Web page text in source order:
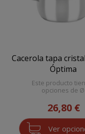
Cacerola tapa
Óptima
Este producto
opciones de Ø
26,80 €
Ver